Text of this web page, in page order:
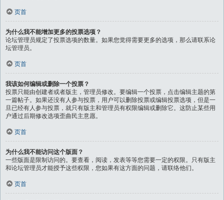
页首
为什么我不能增加更多的投票选项？
论坛管理员规定了投票选项的数量。如果您觉得需要更多的选项，那么请联系论
坛管理员。
页首
我该如何编辑或删除一个投票？
投票只能由创建者或者版主，管理员修改。要编辑一个投票，点击编辑主题的第
一篇帖子。如果还没有人参与投票，用户可以删除投票或编辑投票选项，但是一
旦已经有人参与投票，就只有版主和管理员有权限编辑或删除它。这防止某些用
户通过后期修改选项歪曲民主意愿。
页首
为什么我不能访问这个版面？
一些版面是限制访问的。要查看，阅读，发表等等您需要一定的权限。只有版主
和论坛管理员才能授予这些权限，您如果有这方面的问题，请联络他们。
页首